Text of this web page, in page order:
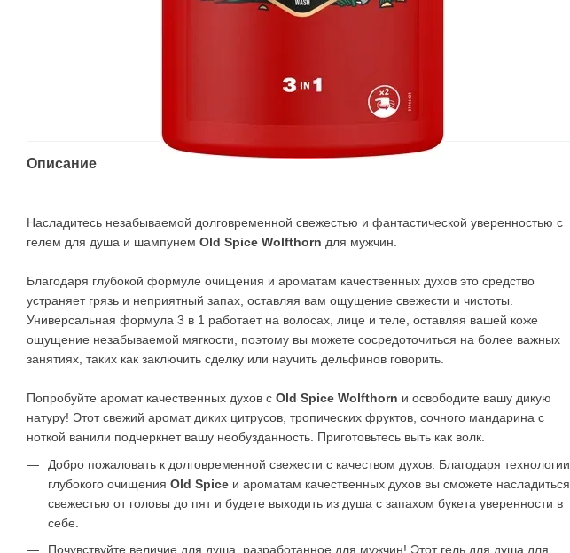
Описание
Насладитесь незабываемой долговременной свежестью и фантастической уверенностью с
гелем для душа и шампунем Old Spice Wolfthorn для мужчин.
Благодаря глубокой формуле очищения и ароматам качественных духов это средство
устраняет грязь и неприятный запах, оставляя вам ощущение свежести и чистоты.
Универсальная формула 3 в 1 работает на волосах, лице и теле, оставляя вашей коже
ощущение незабываемой мягкости, поэтому вы можете сосредоточиться на более важных
занятиях, таких как заключить сделку или научить дельфинов говорить.
Попробуйте аромат качественных духов с Old Spice Wolfthorn и освободите вашу дикую
натуру! Этот свежий аромат диких цитрусов, тропических фруктов, сочного мандарина с
ноткой ванили подчеркнет вашу необузданность. Приготовьтесь выть как волк.
Добро пожаловать к долговременной свежести с качеством духов. Благодаря технологии
глубокого очищения Old Spice и ароматам качественных духов вы сможете насладиться
свежестью от головы до пят и будете выходить из душа с запахом букета уверенности в
себе.
Почувствуйте величие для душа, разработанное для мужчин! Этот гель для душа для